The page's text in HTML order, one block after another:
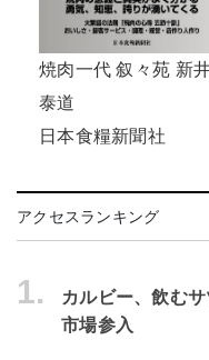
焼肉一代 叙々苑 新
泰道
日本食糧新聞社
アクセスランキング
1.
カルビー、飲む
市場参入